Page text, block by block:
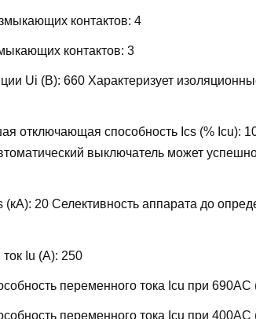
контактов: 4
контактов: 3
Ui (В): 660 Характеризует
отключающая способность Ics (% Icu):
выключатель может
(кА): 20 Селективность аппарата до
Iu (А): 250
переменного тока Icu при 690AC
переменного тока Icu при 400АС